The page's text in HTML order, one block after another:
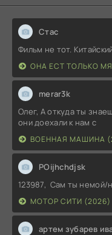
Стас
Фильм не тот.
ОНА ЕСТ ТОЛЬКО
merar3k
Олег, А откуда ты
они доехали к нам с
ВОЕННАЯ МАШИНА
POijhchdjsk
123987, Сам ты немой/
МОТОР СИТИ (2026)
артем зубарев